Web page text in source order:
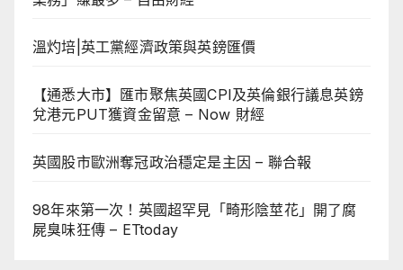
溫灼培|英工黨經濟政策與英鎊匯價
【通悉大市】匯市聚焦英國CPI及英倫銀行議息英鎊
兌港元PUT獲資金留意 – Now 財經
英國股市歐洲奪冠政治穩定是主因 – 聯合報
98年來第一次！英國超罕見「畸形陰莖花」開了腐
屍臭味狂傳 – ETtoday